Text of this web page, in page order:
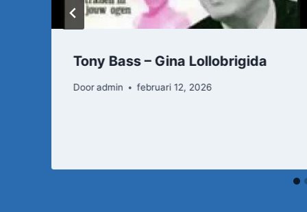
Tony Bass – Gina Lollobrigida
Dooradmin februari 12, 2026